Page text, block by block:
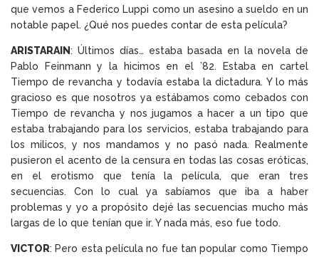
que vemos a Federico Luppi como un asesino a sueldo en un
notable papel. ¿Qué nos puedes contar de esta película?
ARISTARAIN: Últimos días… estaba basada en la novela de
Pablo Feinmann y la hicimos en el ’82. Estaba en cartel
Tiempo de revancha y todavía estaba la dictadura. Y lo más
gracioso es que nosotros ya estábamos como cebados con
Tiempo de revancha y nos jugamos a hacer a un tipo que
estaba trabajando para los servicios, estaba trabajando para
los milicos, y nos mandamos y no pasó nada. Realmente
pusieron el acento de la censura en todas las cosas eróticas,
en el erotismo que tenía la película, que eran tres
secuencias. Con lo cual ya sabíamos que iba a haber
problemas y yo a propósito dejé las secuencias mucho más
largas de lo que tenían que ir. Y nada más, eso fue todo.
VICTOR: Pero esta película no fue tan popular como Tiempo